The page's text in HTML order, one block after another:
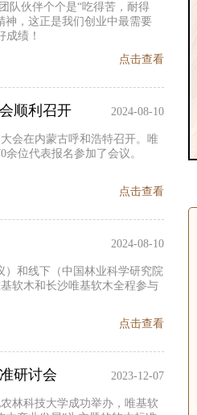
队伙伴个个是“吃得苦，耐得
神，这正是我们创业中最需要
成绩！
点击查看
2024-08-10
顺利召开
会在内蒙古呼和浩特召开。唯
位代表报名参加了会议。
点击查看
2024-08-10
）和线下（中国林业科学研究院
软木和长沙唯基软木全程参与
点击查看
2023-12-07
研讨会
林科技大学成功举办，唯基软